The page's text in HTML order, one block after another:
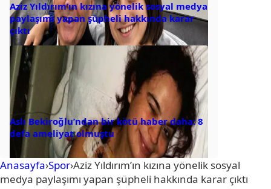
Aziz Yıldırım’ın kızına yönelik sosyal medya
paylaşımı yapan şüpheli hakkında karar
çıktı
Aslı Bekiroğlu’ndan bir kötü haber daha: 8
defa ameliyat olmuştu
Anasayfa›Spor›Aziz Yıldırım’ın kızına yönelik sosyal
medya paylaşımı yapan şüpheli hakkında karar çıktı